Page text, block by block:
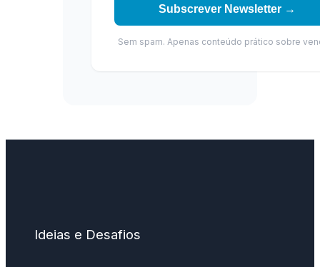
Subscrever Newsletter →
Sem spam. Apenas conteúdo prático sobre
Ideias e Desafios